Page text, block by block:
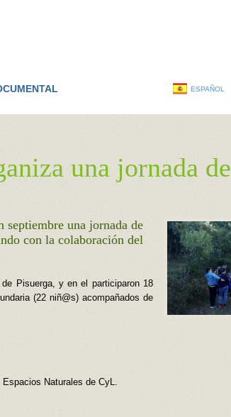
ESPAÑOL
una jornada de
septiembre una jornada de
con la colaboración del
Pisuerga, y en el participaron 18
(22 niñ@s) acompañados de
Naturales de CyL.